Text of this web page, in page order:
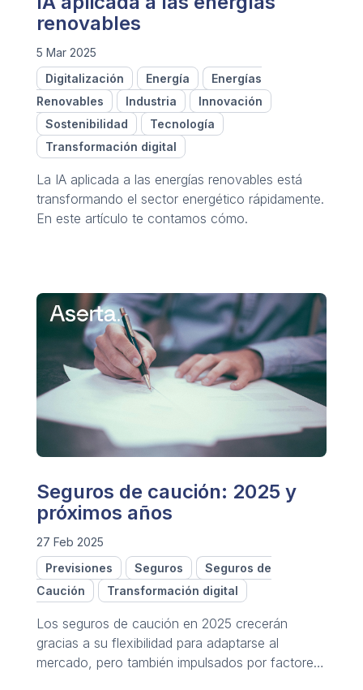
renovables
5 Mar 2025
Digitalización
Energía
Energías
Renovables
Industria
Innovación
Sostenibilidad
Tecnología
Transformación digital
La IA aplicada a las energías renovables está
transformando el sector energético rápidamente.
En este artículo te contamos cómo.
Seguros de caución: 2025 y
próximos años
27 Feb 2025
Previsiones
Seguros
Seguros de
Caución
Transformación digital
Los seguros de caución en 2025 crecerán
gracias a su flexibilidad para adaptarse al
mercado, pero también impulsados por factores